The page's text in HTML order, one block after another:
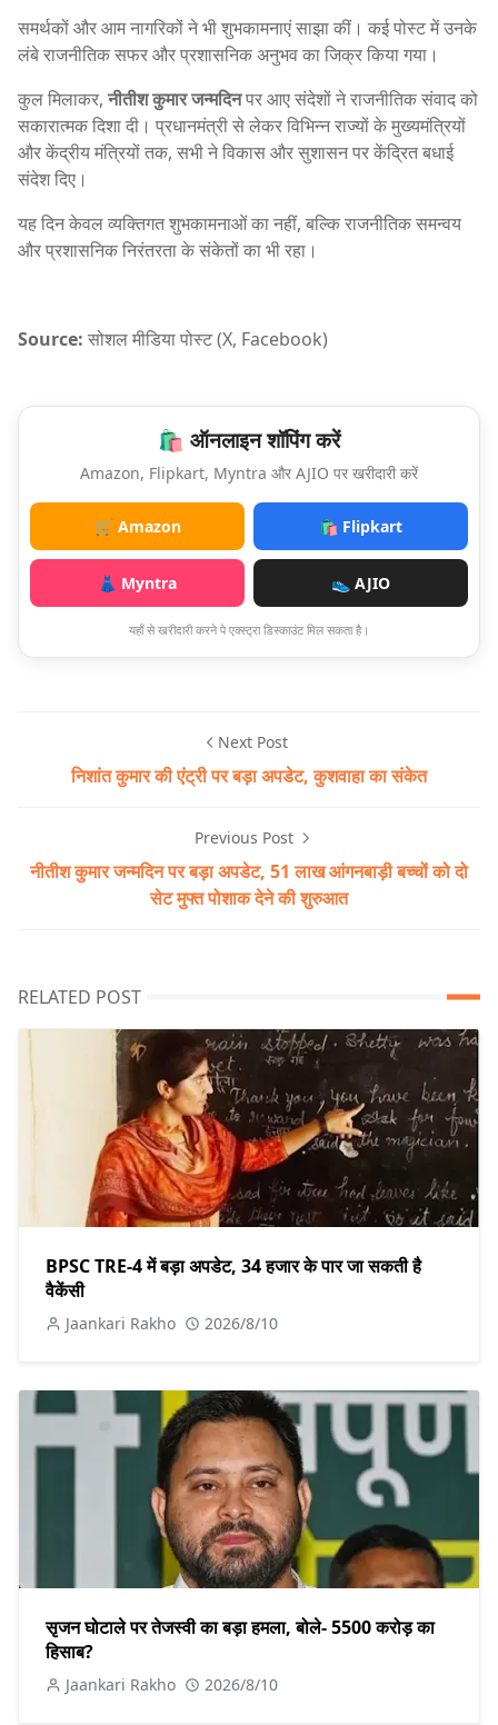
समर्थकों और आम नागरिकों ने भी शुभकामनाएं साझा कीं। कई पोस्ट में उनके
लंबे राजनीतिक सफर और प्रशासनिक अनुभव का जिक्र किया गया।
कुल मिलाकर,नीतीश कुमार जन्मदिनपर आए संदेशों ने राजनीतिक संवाद को
सकारात्मक दिशा दी। प्रधानमंत्री से लेकर विभिन्न राज्यों के मुख्यमंत्रियों
और केंद्रीय मंत्रियों तक, सभी ने विकास और सुशासन पर केंद्रित बधाई
संदेश दिए।
यह दिन केवल व्यक्तिगत शुभकामनाओं का नहीं, बल्कि राजनीतिक समन्वय
और प्रशासनिक निरंतरता के संकेतों का भी रहा।
Source: सोशल मीडिया पोस्ट (X, Facebook)
🛍️ ऑनलाइन शॉपिंग करें
Amazon, Flipkart, Myntra और AJIO पर खरीदारी करें
🛒 Amazon 🛍️ Flipkart
👗 Myntra 👟 AJIO
यहाँ से खरीदारी करने पे एक्स्ट्रा डिस्काउंट मिल सकता है।
Next Post
निशांत कुमार की एंट्री पर बड़ा अपडेट, कुशवाहा का संकेत
Previous Post
नीतीश कुमार जन्मदिन पर बड़ा अपडेट, 51 लाख आंगनबाड़ी बच्चों को दो
सेट मुफ्त पोशाक देने की शुरुआत
RELATED POST
BPSC TRE-4 में बड़ा अपडेट, 34 हजार के पार जा सकती है
वैकेंसी
Jaankari Rakho 2026/8/10
सृजन घोटाले पर तेजस्वी का बड़ा हमला, बोले- 5500 करोड़ का
हिसाब?
Jaankari Rakho 2026/8/10